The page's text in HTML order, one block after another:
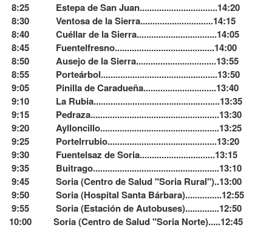
8:25 Estepa de San Juan................................14:20
8:30 Ventosa de la Sierra..............................14:15
8:40 Cuéllar de la Sierra.................................14:05
8:45 Fuentelfresno.........................................14:00
8:50 Ausejo de la Sierra.................................13:55
8:55 Porteárbol................................................13:50
9:05 Pinilla de Caradueña..............................13:40
9:10 La Rubia....................................................13:35
9:15 Pedraza.....................................................13:30
9:20 Aylloncillo.................................................13:25
9:25 Portelrrubio.............................................13:20
9:30 Fuentelsaz de Soria...............................13:15
9:35 Buitrago....................................................13:10
9:45 Soria (Centro de Salud "Soria Rural")..13:00
9:50 Soria (Hospital Santa Bárbara)...............12:55
9:55 Soria (Estación de Autobuses)..............12:50
10:00 Soria (Centro de Salud "Soria Norte).....12:45